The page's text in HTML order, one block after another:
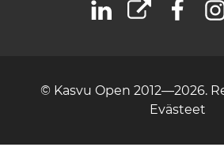
LinkedIn
X
© Kasvu Open 2012—2026.
Evästeet